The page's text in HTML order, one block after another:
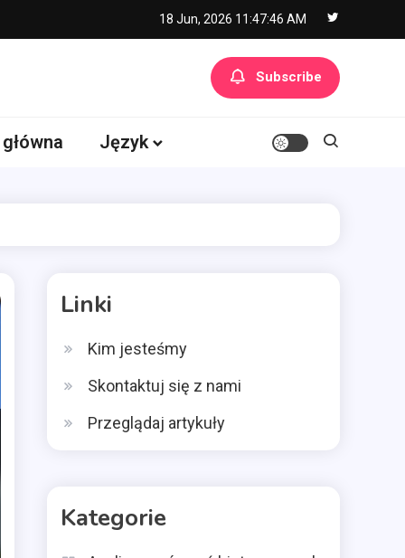
18 Jun, 2026 11:47:48 AM
Subscribe
Język
Linki
Kim jesteśmy
Skontaktuj się z nami
Przeglądaj artykuły
Kategorie